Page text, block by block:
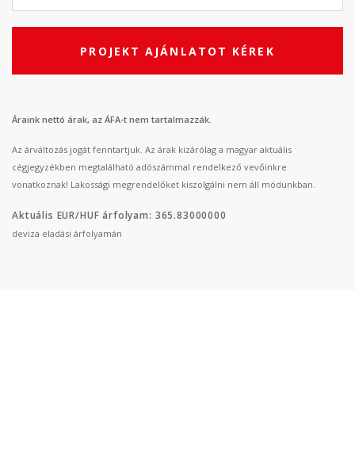
PROJEKT AJÁNLATOT KÉREK
Áraink nettó árak, az ÁFA-t nem tartalmazzák.
Az árváltozás jogát fenntartjuk. Az árak kizárólag a magyar aktuális
cégjegyzékben megtalálható adószámmal rendelkező vevőinkre
vonatkoznak! Lakossági megrendelőket kiszolgálni nem áll módunkban.
Aktuális EUR/HUF árfolyam: 365.83000000
deviza eladási árfolyamán